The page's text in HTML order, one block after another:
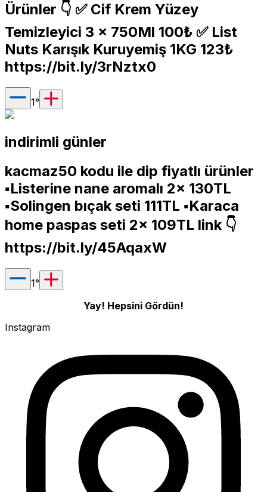
Ürünler 👇 ✅ Cif Krem Yüzey
Temizleyici 3 x 750Ml 100₺ ✅ List
Nuts Karışık Kuruyemiş 1KG 123₺
https://bit.ly/3rNztx0
1°
indirimli günler
kacmaz50 kodu ile dip fiyatlı ürünler
▪️Listerine nane aromalı 2x 130TL
▪️Solingen bıçak seti 111TL ▪️Karaca
home paspas seti 2x 109TL link 👇
https://bit.ly/45AqaxW
1°
Yay! Hepsini Gördün!
Instagram